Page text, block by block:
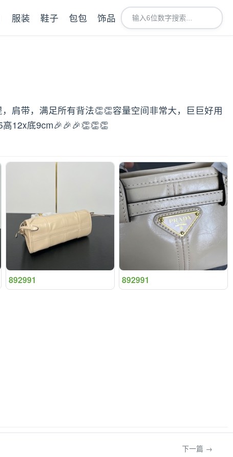
服装 鞋子 包包 饰品
肩带，满足所有背法👏👏容量空间非常大，巨巨好用
12x底9cm🎉🎉🎉👏👏👏
892991 892991
下一篇 →